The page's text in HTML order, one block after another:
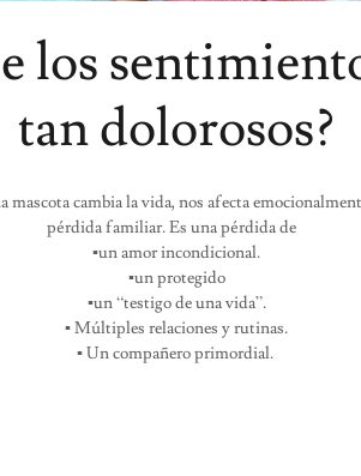
los
tan dolorosos?
mascota cambia la vida, nos afecta
pérdida familiar. Es una pérdida de
▪un amor incondicional.
▪un protegido
▪un “testigo de una vida”.
▪ Múltiples relaciones y rutinas.
▪ Un compañero primordial.